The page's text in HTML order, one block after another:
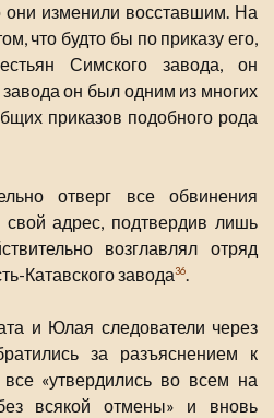
они изменили восставшим. На
что будто бы по приказу его,
Симского завода, он
завода он был одним из многих
приказов подобного рода
отверг все обвинения
свой адрес, подтвердив лишь
возглавлял отряд
Катавского завода36.
и Юлая следователи через
за разъяснением к
все «утвердились во всем на
всякой отмены» и вновь